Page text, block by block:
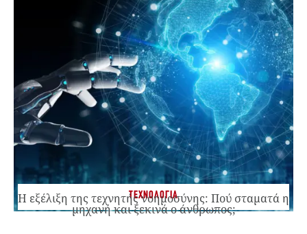
ΤΕΧΝΟΛΟΓΙΑ
Η εξέλιξη της τεχνητής νοημοσύνης: Πού σταματά η
μηχανή και ξεκινά ο άνθρωπος;